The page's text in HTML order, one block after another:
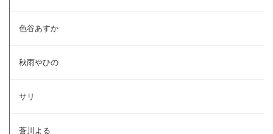
色谷あすか
秋雨やひの
サリ
蒼川よる